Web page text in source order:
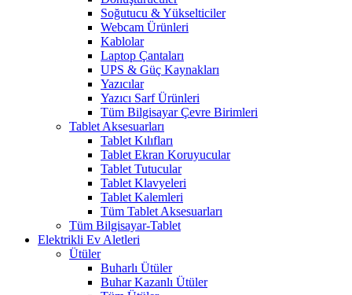
Soğutucu & Yükselticiler
Webcam Ürünleri
Kablolar
Laptop Çantaları
UPS & Güç Kaynakları
Yazıcılar
Yazıcı Sarf Ürünleri
Tüm Bilgisayar Çevre Birimleri
Tablet Aksesuarları
Tablet Kılıfları
Tablet Ekran Koruyucular
Tablet Tutucular
Tablet Klavyeleri
Tablet Kalemleri
Tüm Tablet Aksesuarları
Tüm Bilgisayar-Tablet
Elektrikli Ev Aletleri
Ütüler
Buharlı Ütüler
Buhar Kazanlı Ütüler